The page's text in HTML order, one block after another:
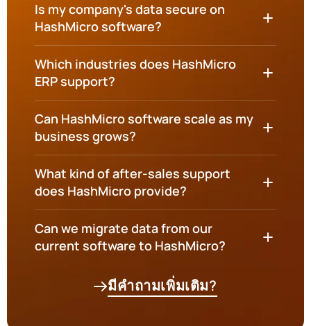
มีคำถามเพิ่มเติม?
Is my company's data secure on
HashMicro software?
Which industries does HashMicro
ERP support?
Can HashMicro software scale as my
business grows?
What kind of after-sales support
does HashMicro provide?
Can we migrate data from our
current software to HashMicro?